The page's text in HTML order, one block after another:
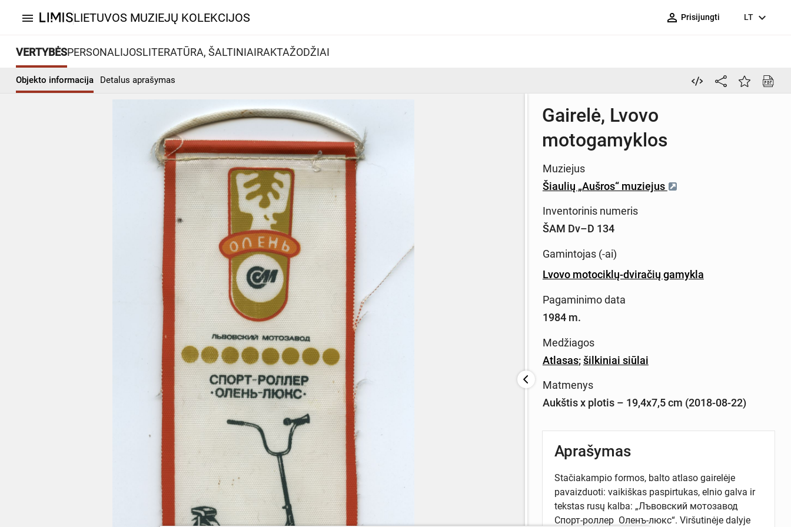
menu LIETUVOS MUZIEJŲ KOLEKCIJOS person_outline Prisijungti LT expand_more
VERTYBĖSPERSONALIJOSLITERATŪRA, ŠALTINIAIRAKTAŽODŽIAI
Objekto informacija Detalus aprašymas
Gairelė, Lvovo
motogamyklos
Muziejus
Šiaulių „Aušros“ muziejus
Inventorinis numeris
ŠAM Dv–D 134
Gamintojas (-ai)
Lvovo motociklų-dviračių gamykla
Pagaminimo data
1984 m.
Medžiagos
Atlasas;šilkiniai siūlai
Matmenys
Aukštis x plotis – 19,4x7,5 cm (2018-08-22)
Aprašymas
Stačiakampio formos, balto atlaso gairelėje
pavaizduoti: vaikiškas paspirtukas, elnio galva ir
tekstas rusų kalba: „Лъвовский мотозавод
Спорт-роллер Оленъ-люкс“. Viršutinėje dalyje